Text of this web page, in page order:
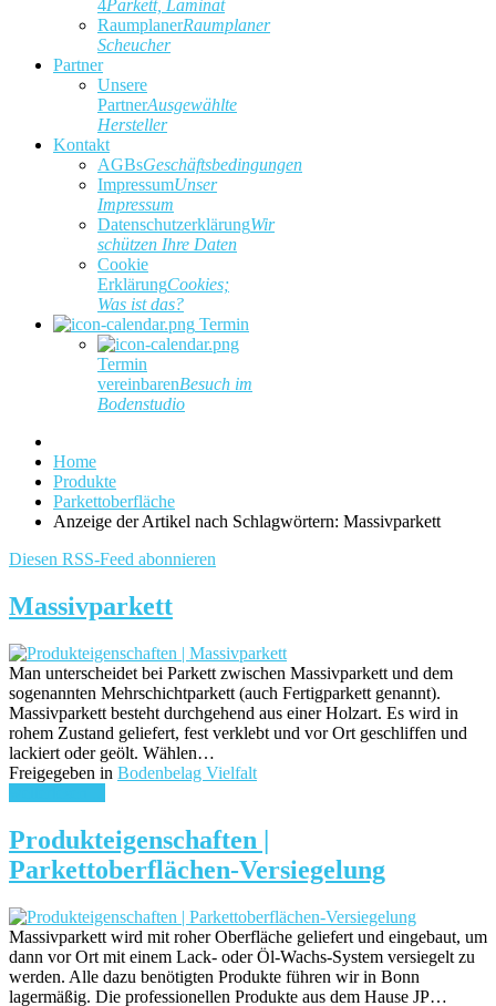
4Parkett, Laminat
RaumplanerRaumplaner
Scheucher
Partner
Unsere
PartnerAusgewählte
Hersteller
Kontakt
AGBsGeschäftsbedingungen
ImpressumUnser
Impressum
DatenschutzerklärungWir
schützen Ihre Daten
Cookie
ErklärungCookies;
Was ist das?
Termin
Termin
vereinbarenBesuch im
Bodenstudio
Home
Produkte
Parkettoberfläche
Anzeige der Artikel nach Schlagwörtern: Massivparkett
Diesen RSS-Feed abonnieren
Massivparkett
Man unterscheidet bei Parkett zwischen Massivparkett und dem
sogenannten Mehrschichtparkett (auch Fertigparkett genannt).
Massivparkett besteht durchgehend aus einer Holzart. Es wird in
rohem Zustand geliefert, fest verklebt und vor Ort geschliffen und
lackiert oder geölt. Wählen…
Freigegeben in Bodenbelag Vielfalt
Produkteigenschaften |
Parkettoberflächen-Versiegelung
Massivparkett wird mit roher Oberfläche geliefert und eingebaut, um
dann vor Ort mit einem Lack- oder Öl-Wachs-System versiegelt zu
werden. Alle dazu benötigten Produkte führen wir in Bonn
lagermäßig. Die professionellen Produkte aus dem Hause JP…